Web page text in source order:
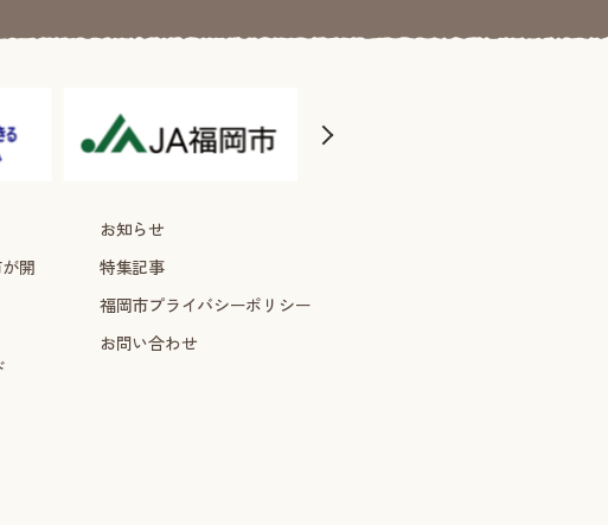
開
お知らせ
特集記事
福岡市プライバシーポリシー
お問い合わせ